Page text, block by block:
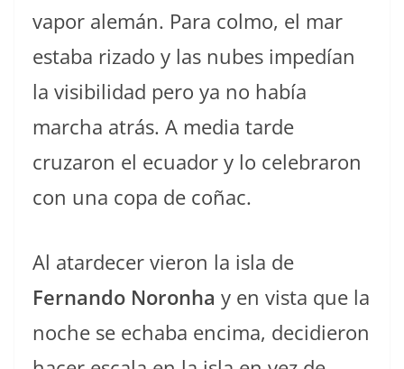
vapor alemán. Para colmo, el mar
estaba rizado y las nubes impedían
la visibilidad pero ya no había
marcha atrás. A media tarde
cruzaron el ecuador y lo celebraron
con una copa de coñac.
Al atardecer vieron la isla de
Fernando Noronha y en vista que la
noche se echaba encima, decidieron